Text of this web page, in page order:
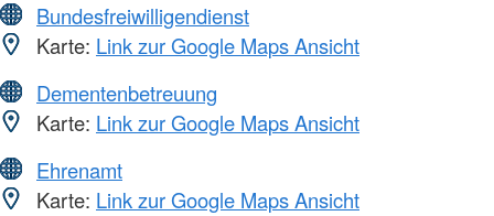
Bundesfreiwilligendienst
Karte: Link zur Google Maps Ansicht
Dementenbetreuung
Karte: Link zur Google Maps Ansicht
Ehrenamt
Karte: Link zur Google Maps Ansicht